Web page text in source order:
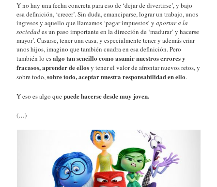
Y no hay una fecha concreta para eso de ‘dejar de divertirse’, y bajo
esa definición, ‘crecer’. Sin duda, emanciparse, lograr un trabajo, unos
ingresos y aquello que llamamos ‘pagar impuestos’ yaportar a la
sociedades un paso importante en la dirección de ‘madurar’ y hacerse
mayor’. Casarse, tener una casa, y especialmente tener y además criar
unos hijos, imagino que también cuadra en esa definición. Pero
también lo esalgo tan sencillo como asumir nuestros errores y
fracasos, aprender de ellosy tener el valor de afrontar nuevos retos, y
sobre todo,sobre todo, aceptar nuestra responsabilidad en ello.
Y eso es algo quepuede hacerse desde muy joven.
(…)